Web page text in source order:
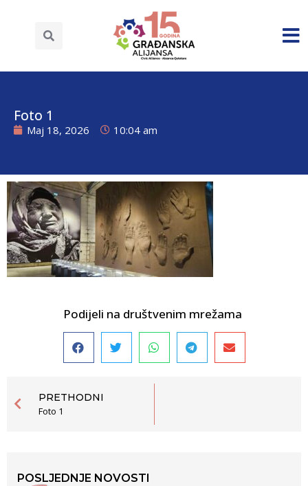
Foto 1
Maj 18, 2026 10:04 am
Podijeli na društvenim mrežama
PRETHODNI
Foto 1
POSLJEDNJE NOVOSTI